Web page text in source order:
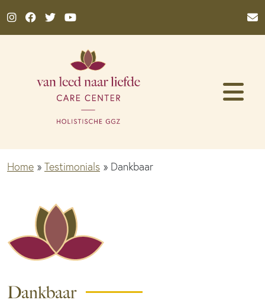
Home » Testimonials » Dankbaar
Dankbaar